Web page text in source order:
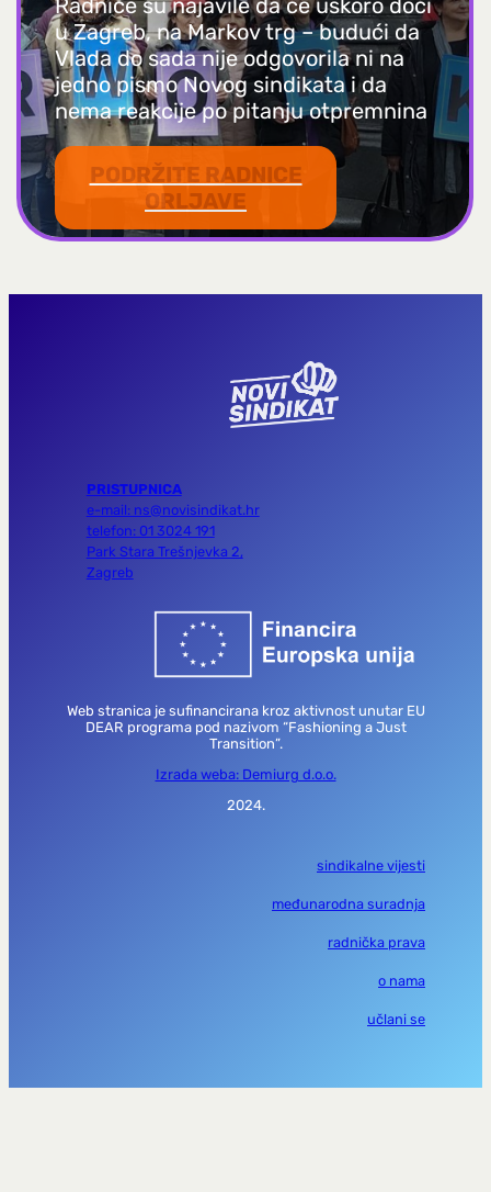
Radnice su najavile da će uskoro doći
u Zagreb, na Markov trg – budući da
Vlada do sada nije odgovorila ni na
jedno pismo Novog sindikata i da
nema reakcije po pitanju otpremnina
PODRŽITE RADNICE
ORLJAVE
PRISTUPNICA
e-mail: ns@novisindikat.hr
telefon: 01 3024 191
Park Stara Trešnjevka 2,
Zagreb
Web stranica je sufinancirana kroz aktivnost unutar EU
DEAR programa pod nazivom “Fashioning a Just
Transition”.
Izrada weba: Demiurg d.o.o.
2024.
sindikalne vijesti
međunarodna suradnja
radnička prava
o nama
učlani se